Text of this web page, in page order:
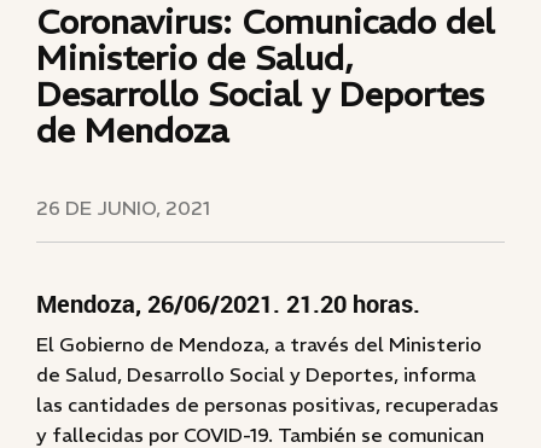
Coronavirus: Comunicado del
Ministerio de Salud,
Desarrollo Social y Deportes
de Mendoza
26 DE JUNIO, 2021
Mendoza, 26/06/2021. 21.20 horas.
El Gobierno de Mendoza, a través del Ministerio
de Salud, Desarrollo Social y Deportes, informa
las cantidades de personas positivas, recuperadas
y fallecidas por COVID-19. También se comunican